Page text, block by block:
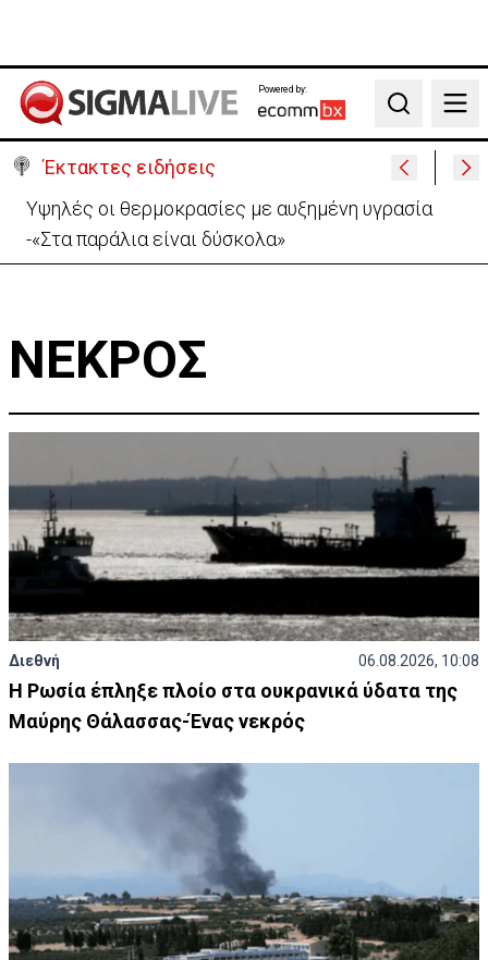
Powered by:
Search
Έκτακτες ειδήσεις
Υψηλές οι θερμοκρασίες με αυξημένη υγρασία
-«Στα παράλια είναι δύσκολα»
ΝΕΚΡΟΣ
Διεθνή 06.08.2026, 10:08
Η Ρωσία έπληξε πλοίο στα ουκρανικά ύδατα της
Μαύρης Θάλασσας-Ένας νεκρός